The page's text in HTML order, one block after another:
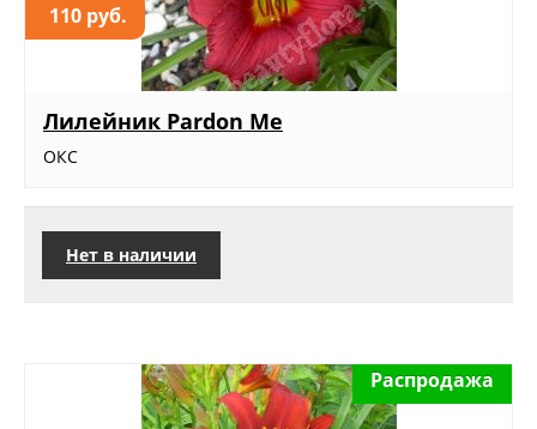
110 руб.
Лилейник Pardon Me
ОКС
Нет в наличии
Распродажа